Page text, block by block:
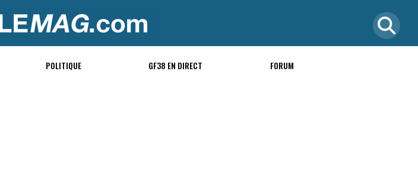
POLITIQUE GF38 EN DIRECT FORUM